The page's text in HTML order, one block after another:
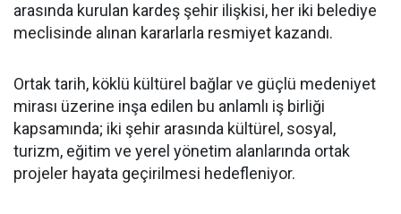
arasında kurulan kardeş şehir ilişkisi, her iki belediye
meclisinde alınan kararlarla resmiyet kazandı.
Ortak tarih, köklü kültürel bağlar ve güçlü medeniyet
mirası üzerine inşa edilen bu anlamlı iş birliği
kapsamında; iki şehir arasında kültürel, sosyal,
turizm, eğitim ve yerel yönetim alanlarında ortak
projeler hayata geçirilmesi hedefleniyor.